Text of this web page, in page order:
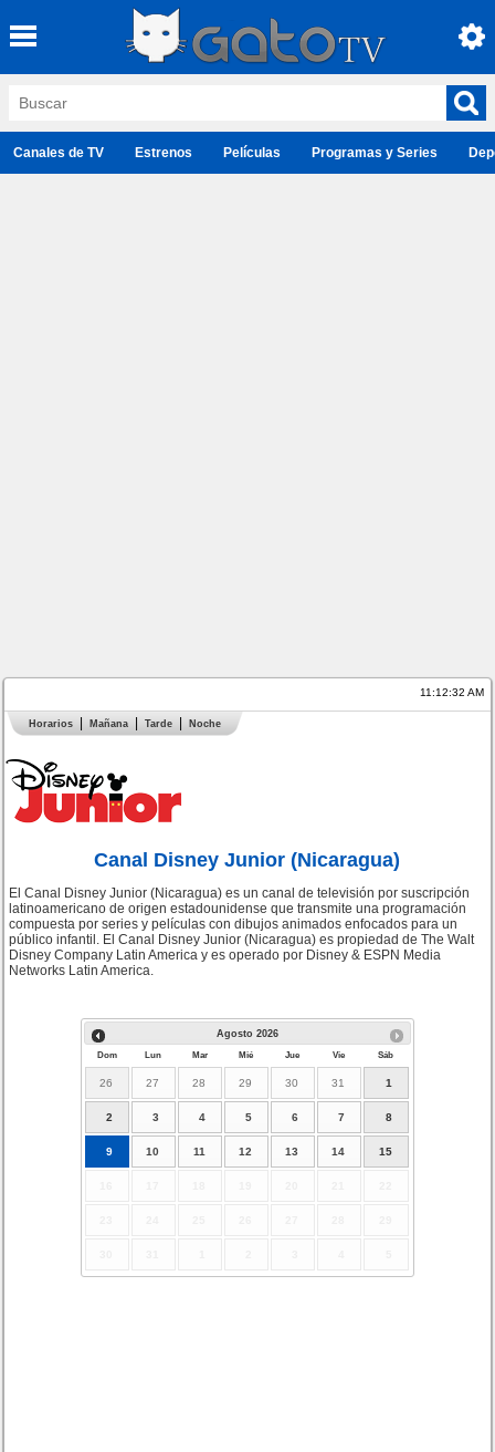
Canales de TV Estrenos Películas Programas y Series
11:12:32 AM
Horarios Mañana Tarde Noche
Canal Disney Junior (Nicaragua)
El Canal Disney Junior (Nicaragua) es un canal de televisión por suscripción
latinoamericano de origen estadounidense que transmite una programación
compuesta por series y películas con dibujos animados enfocados para un
público infantil. El Canal Disney Junior (Nicaragua) es propiedad de The Walt
Disney Company Latin America y es operado por Disney & ESPN Media
Networks Latin America.
Agosto 2026
Dom Lun Mar Mié Jue Vie Sáb
26 27 28 29 30 31 1
2 3 4 5 6 7 8
9 10 11 12 13 14 15